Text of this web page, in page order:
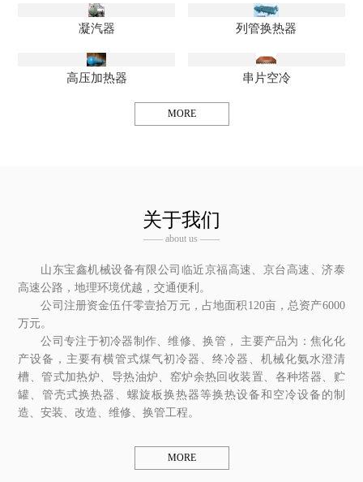
凝汽器 列管换热器
高压加热器 串片空冷
MORE
关于我们
—— about us ——
山东宝鑫机械设备有限公司临近京福高速、京台高速、济泰
高速公路，地理环境优越，交通便利。
公司注册资金伍仟零壹拾万元，占地面积120亩，总资产6000
万元。
公司专注于初冷器制作、维修、换管， 主要产品为：焦化化
产设备，主要有横管式煤气初冷器、终冷器、机械化氨水澄清
槽、管式加热炉、导热油炉、窑炉余热回收装置、各种塔器、贮
罐、管壳式换热器、螺旋板换热器等换热设备和空冷设备的制
造、安装、改造、维修、换管工程。
MORE